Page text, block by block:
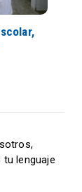
lenguaje